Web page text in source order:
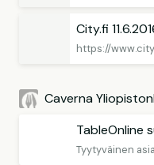
Caverna
TableOnline
Tyytyväinen